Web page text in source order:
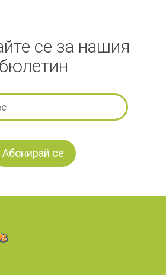
се за нашия
бюлетин